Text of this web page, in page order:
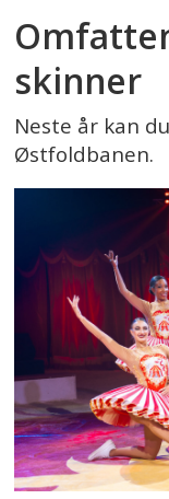
skinner
Neste år kan
Østfoldbanen.